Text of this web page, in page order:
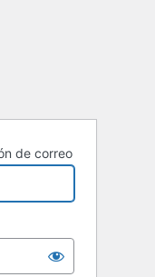
de correo